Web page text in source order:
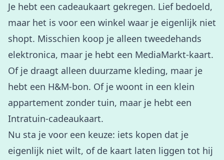
Je hebt een cadeaukaart gekregen. Lief bedoeld,
maar het is voor een winkel waar je eigenlijk niet
shopt. Misschien koop je alleen tweedehands
elektronica, maar je hebt een MediaMarkt-kaart.
Of je draagt alleen duurzame kleding, maar je
hebt een H&M-bon. Of je woont in een klein
appartement zonder tuin, maar je hebt een
Intratuin-cadeaukaart.
Nu sta je voor een keuze: iets kopen dat je
eigenlijk niet wilt, of de kaart laten liggen tot hij